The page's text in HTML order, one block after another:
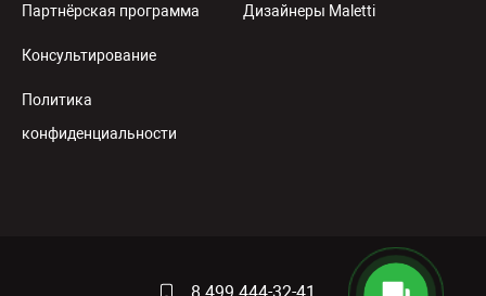
Партнёрская программа
Консультирование
Политика
конфиденциальности
Дизайнеры Maletti
8 499 444-32-41